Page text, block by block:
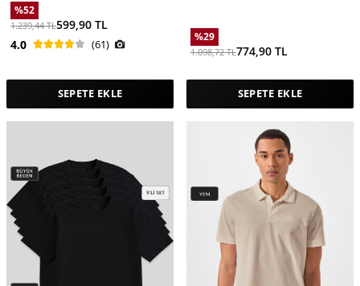
%52
1.239,44TL599,90 TL
4.0
(61)
SEPETE EKLE
%29
1.098,72TL774,90 TL
SEPETE EKLE